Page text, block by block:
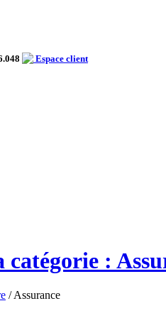
Espace client
:
/ Assurance